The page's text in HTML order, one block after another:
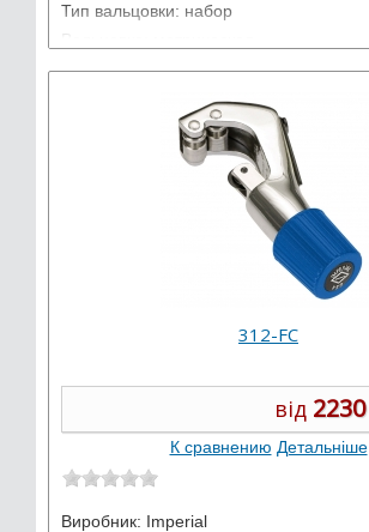
Тип вальцовки: набор
312-FC
від 2230
К сравнению Детальніше
Виробник: Imperial